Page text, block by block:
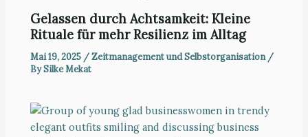
Gelassen durch Achtsamkeit: Kleine
Rituale für mehr Resilienz im Alltag
Mai 19, 2025 /Zeitmanagement und Selbstorganisation/
BySilke Mekat